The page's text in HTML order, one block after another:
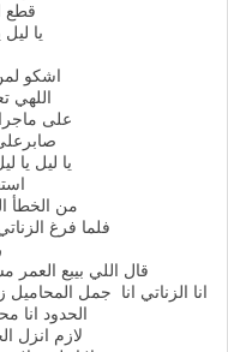
قطع
يا
اشكو
اللهي
على
يا ليل يا
من الخطأ
فلما فرغ
قال اللي بيبع
انا الزناتي انا جمل
الحدود انا
لازم انزل